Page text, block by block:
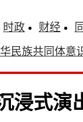
时政 财经
民族共同体意
式演